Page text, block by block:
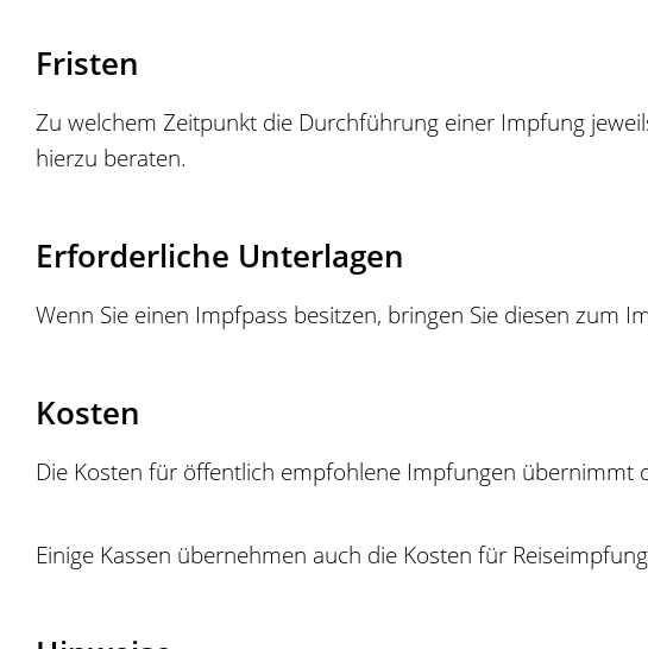
Fristen
Zu welchem Zeitpunkt die Durchführung einer Impfung
hierzu beraten.
Erforderliche Unterlagen
Wenn Sie einen Impfpass besitzen, bringen Sie diesen zum
Kosten
Die Kosten für öffentlich empfohlene Impfungen übernimmt
Einige Kassen übernehmen auch die Kosten für